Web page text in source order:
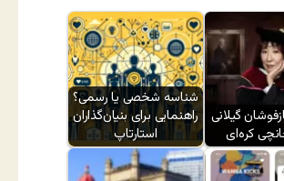
شناسه شخصی یا رسمی؟
راهنمایی برای بنیان‌گذاران
استارتاپ
گیلانی
کره‌ای